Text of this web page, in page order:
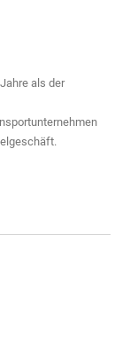
als der